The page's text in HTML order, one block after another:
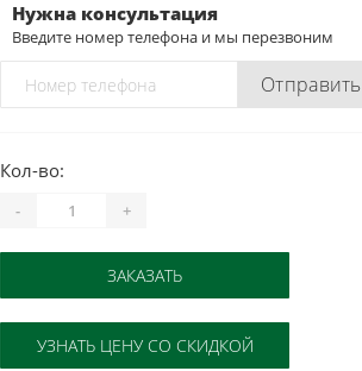
Нужна консультация
Введите номер телефона и мы перезвоним
Отправить
Кол-во:
- +
ЗАКАЗАТЬ
УЗНАТЬ ЦЕНУ СО СКИДКОЙ